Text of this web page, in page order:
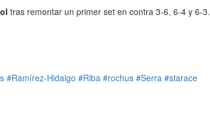
tras remontar un primer set en contra 3-6, 6-4 y 6-3.
#Ramírez-Hidalgo #Riba #rochus #Serra #starace